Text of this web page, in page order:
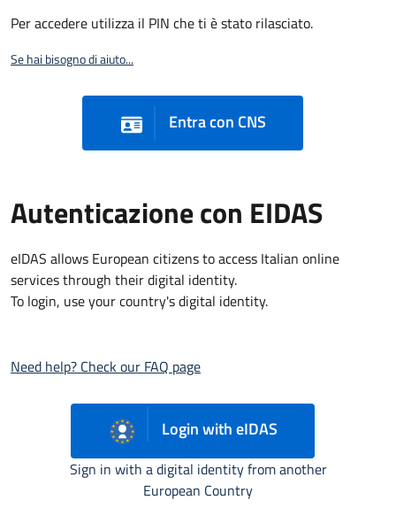
Per accedere utilizza il PIN che ti è stato rilasciato.
Se hai bisogno di aiuto...
Entra con CNS
Autenticazione con EIDAS
eIDAS allows European citizens to access Italian online
services through their digital identity.
To login, use your country's digital identity.
Need help? Check our FAQ page
Login with eIDAS
Sign in with a digital identity from another
European Country